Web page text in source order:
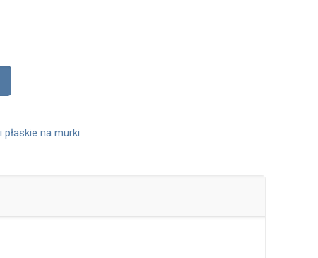
płaskie na murki